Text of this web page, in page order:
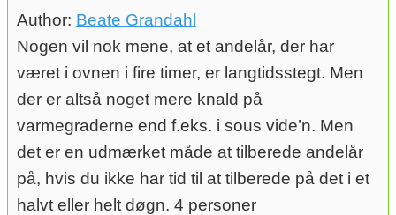
Author: Beate Grandahl
Nogen vil nok mene, at et andelår, der har
været i ovnen i fire timer, er langtidsstegt. Men
der er altså noget mere knald på
varmegraderne end f.eks. i sous vide’n. Men
det er en udmærket måde at tilberede andelår
på, hvis du ikke har tid til at tilberede på det i et
halvt eller helt døgn. 4 personer